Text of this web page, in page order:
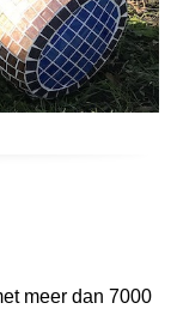
meer dan 7000